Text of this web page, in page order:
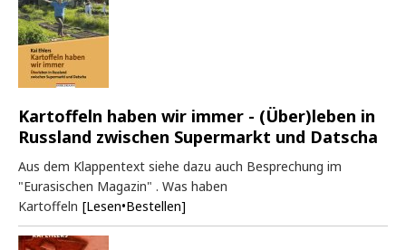
Kartoffeln haben wir immer - (Über)leben in
Russland zwischen Supermarkt und Datscha
Aus dem Klappentext siehe dazu auch Besprechung im
"Eurasischen Magazin" . Was haben
Kartoffeln [Lesen•Bestellen]